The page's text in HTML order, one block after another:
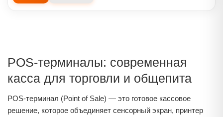
POS-терминалы: современная
касса для торговли и общепита
POS-терминал (Point of Sale) — это готовое кассовое
решение, которое объединяет сенсорный экран, принтер